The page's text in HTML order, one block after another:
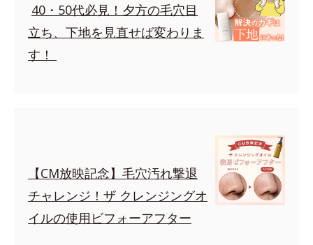
40・50代必見！夕方の毛穴目
立ち、下地を見直せば変わりま
す！
【CM放映記念】毛穴汚れ撃退
チャレンジ！ザ クレンジングオ
イルの使用ビフォーアフター